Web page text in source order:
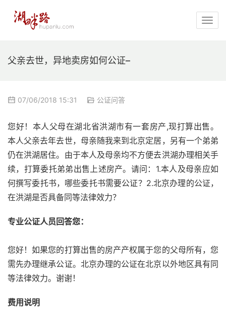
父亲去世，异地卖房如何公证–
07/06/2018 15:31 公证问答
您好！本人父母在湖北省洪湖市有一套房产,现打算出售。
本人父亲去年去世，母亲随我来到北京定居，另有一个弟弟
仍在洪湖居住。由于本人及母亲均不方便去洪湖办理相关手
续，打算委托弟弟出售上述房产。请问：1.本人及母亲应如
何撰写委托书，哪些委托书需要公证？2.北京办理的公证，
在洪湖是否具备同等法律效力？
专业公证人员回答您：
您好！如果您的打算出售的房产产权属于您的父母所有，您
需先办理继承公证。北京办理的公证在北京以外地区具有同
等法律效力。谢谢！
费用说明